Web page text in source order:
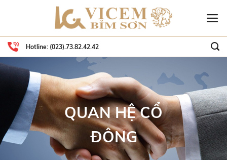
Hotline: (023).73.82.42.42
QUAN HỆ CỔ
ĐÔNG